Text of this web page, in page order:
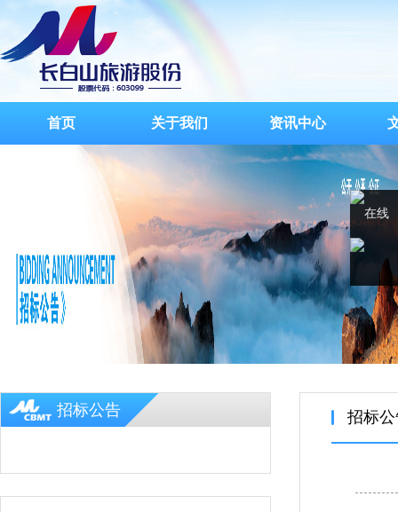
首页 关于我们 资讯中心
招标公告 招标
在线